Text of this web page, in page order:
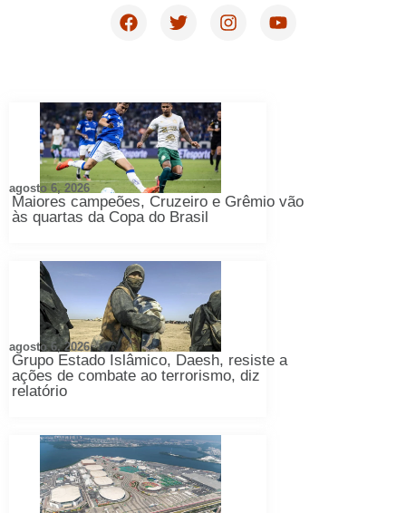
Maiores campeões, Cruzeiro e Grêmio vão
às quartas da Copa do Brasil
agosto 6, 2026
Grupo Estado Islâmico, Daesh, resiste a
ações de combate ao terrorismo, diz
relatório
agosto 6, 2026